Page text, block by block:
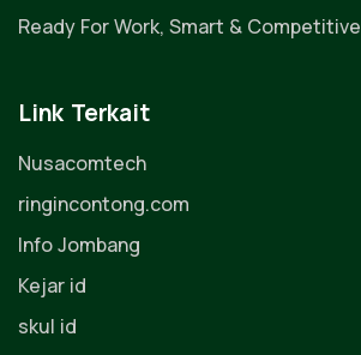
Ready For Work, Smart & Competitive
Link Terkait
Nusacomtech
ringincontong.com
Info Jombang
Kejar id
skul id